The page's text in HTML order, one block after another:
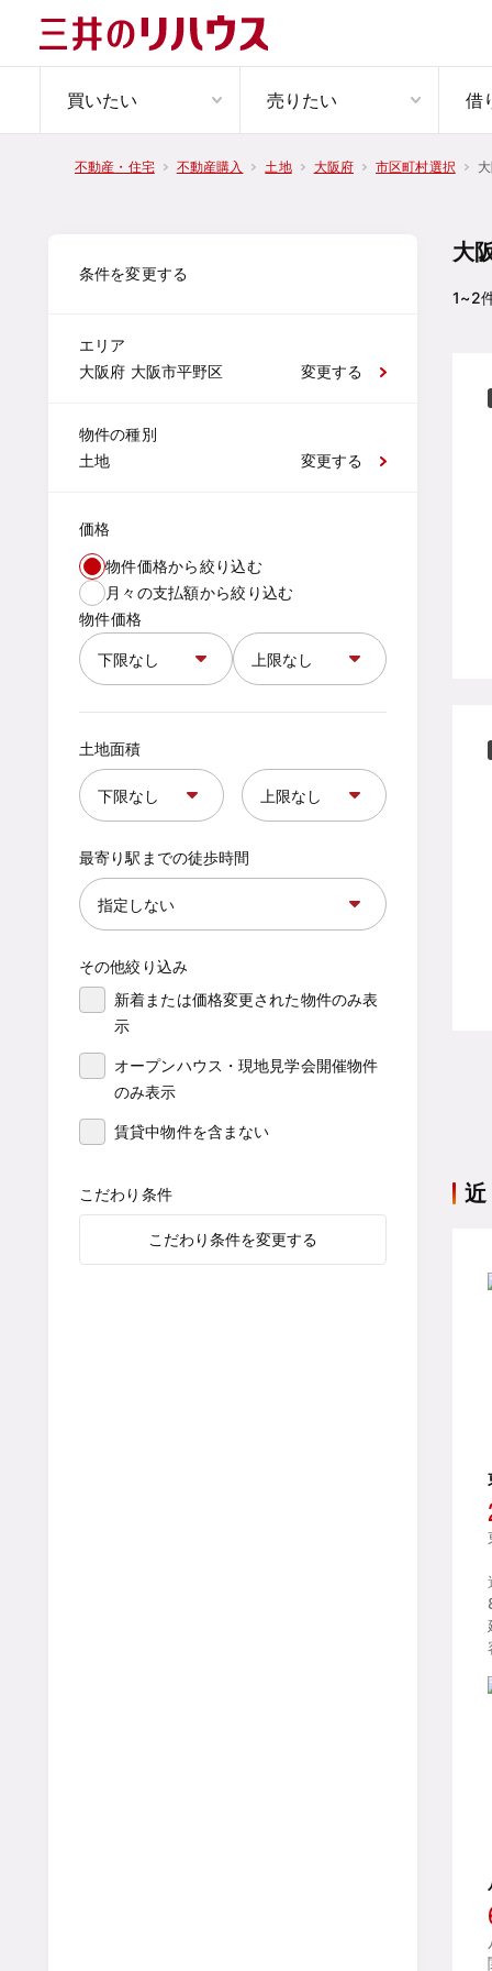
買いたい 売りたい 借
不動産・住宅 不動産購入 土地 大阪府 市区町村選択
条件を変更する
エリア
大阪府 大阪市平野区
変更する
物件の種別
土地
変更する
価格
物件価格から絞り込む
月々の支払額から絞り込む
物件価格
土地面積
最寄り駅までの徒歩時間
その他絞り込み
新着または価格変更された物件のみ表
示
オープンハウス・現地見学会開催物件
のみ表示
賃貸中物件を含まない
こだわり条件
こだわり条件を変更する
大
1~2